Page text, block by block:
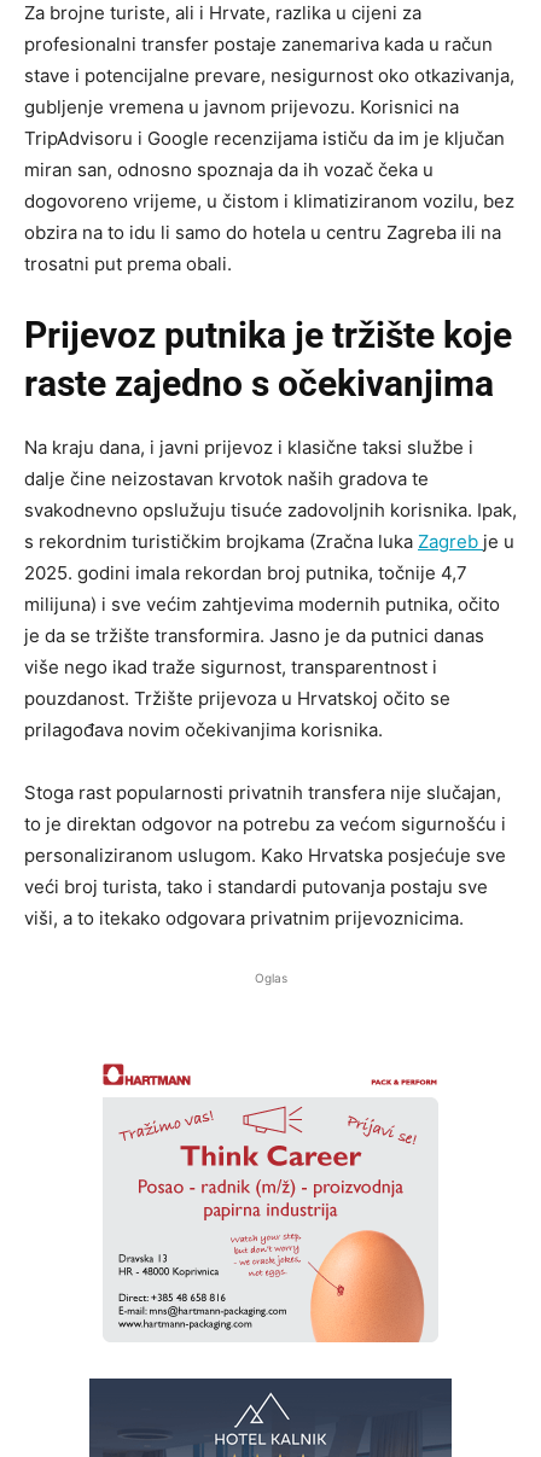
Za brojne turiste, ali i Hrvate, razlika u cijeni za
profesionalni transfer postaje zanemariva kada u račun
stave i potencijalne prevare, nesigurnost oko otkazivanja,
gubljenje vremena u javnom prijevozu. Korisnici na
TripAdvisoru i Google recenzijama ističu da im je ključan
miran san, odnosno spoznaja da ih vozač čeka u
dogovoreno vrijeme, u čistom i klimatiziranom vozilu, bez
obzira na to idu li samo do hotela u centru Zagreba ili na
trosatni put prema obali.
Prijevoz putnika je tržište koje
raste zajedno s očekivanjima
Na kraju dana, i javni prijevoz i klasične taksi službe i
dalje čine neizostavan krvotok naših gradova te
svakodnevno opslužuju tisuće zadovoljnih korisnika. Ipak,
s rekordnim turističkim brojkama (Zračna luka Zagreb je u
2025. godini imala rekordan broj putnika, točnije 4,7
milijuna) i sve većim zahtjevima modernih putnika, očito
je da se tržište transformira. Jasno je da putnici danas
više nego ikad traže sigurnost, transparentnost i
pouzdanost. Tržište prijevoza u Hrvatskoj očito se
prilagođava novim očekivanjima korisnika.
Stoga rast popularnosti privatnih transfera nije slučajan,
to je direktan odgovor na potrebu za većom sigurnošću i
personaliziranom uslugom. Kako Hrvatska posjećuje sve
veći broj turista, tako i standardi putovanja postaju sve
viši, a to itekako odgovara privatnim prijevoznicima.
Oglas